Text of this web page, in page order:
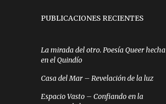
PUBLICACIONES RECIENTES
La mirada del otro. Poesía Queer hecha
en el Quindío
Casa del Mar – Revelación de la luz
Espacio Vasto – Confiando en la